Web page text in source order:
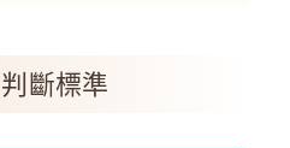
斷標準